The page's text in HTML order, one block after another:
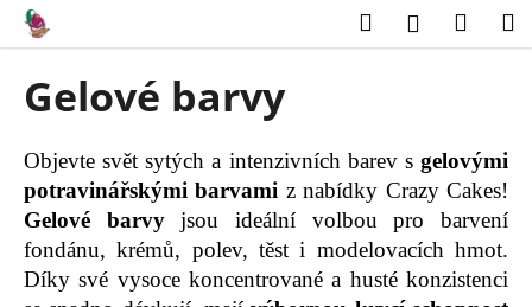
Přejít
obsah
HledatPřihlášení
Gelové barvy
Objevte svět sytých a intenzivních barev s gelovými
potravinářskými barvami z nabídky Crazy Cakes!
Gelové barvyjsou ideální volbou pro barvení
fondánu, krémů, polev, těst i modelovacích hmot.
Díky své vysoce koncentrované a husté konzistenci
o
o
p
o
t
ř